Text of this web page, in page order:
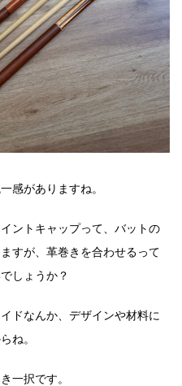
感がありますね。
ントキャップって、バットの
すが、革巻きを合わせるって
しょうか？
ドなんか、デザインや材料に
ね。
一択です。